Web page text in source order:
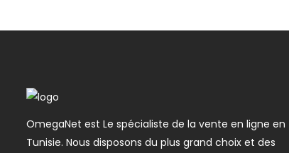
OmegaNet est Le spécialiste de la vente en ligne en
Tunisie. Nous disposons du plus grand choix et des